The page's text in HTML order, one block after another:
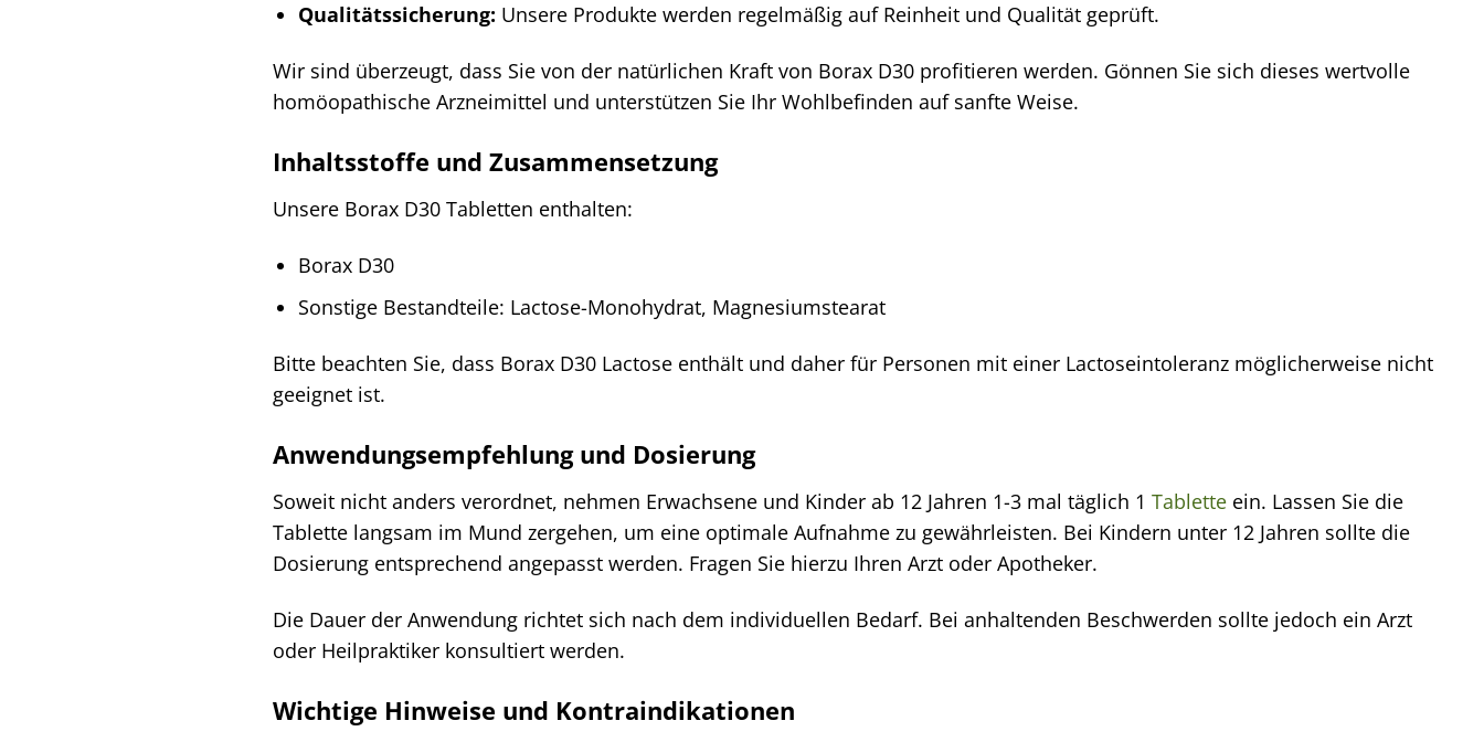
Qualitätssicherung: Unsere Produkte werden regelmäßig auf Reinheit und Qualität geprüft.
Wir sind überzeugt, dass Sie von der natürlichen Kraft von Borax D30 profitieren werden. Gönnen Sie sich dieses wertvolle
homöopathische Arzneimittel und unterstützen Sie Ihr Wohlbefinden auf sanfte Weise.
Inhaltsstoffe und Zusammensetzung
Unsere Borax D30 Tabletten enthalten:
Borax D30
Sonstige Bestandteile: Lactose-Monohydrat, Magnesiumstearat
Bitte beachten Sie, dass Borax D30 Lactose enthält und daher für Personen mit einer Lactoseintoleranz möglicherweise nicht
geeignet ist.
Anwendungsempfehlung und Dosierung
Soweit nicht anders verordnet, nehmen Erwachsene und Kinder ab 12 Jahren 1-3 mal täglich 1 Tablette ein. Lassen Sie die
Tablette langsam im Mund zergehen, um eine optimale Aufnahme zu gewährleisten. Bei Kindern unter 12 Jahren sollte die
Dosierung entsprechend angepasst werden. Fragen Sie hierzu Ihren Arzt oder Apotheker.
Die Dauer der Anwendung richtet sich nach dem individuellen Bedarf. Bei anhaltenden Beschwerden sollte jedoch ein Arzt
oder Heilpraktiker konsultiert werden.
Wichtige Hinweise und Kontraindikationen